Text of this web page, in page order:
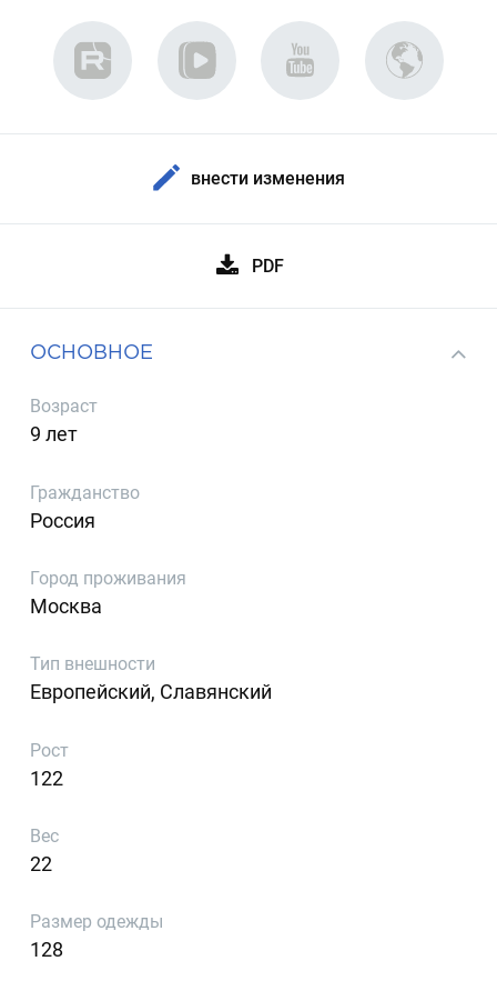
внести изменения
PDF
ОСНОВНОЕ
Возраст
9 лет
Гражданство
Россия
Город проживания
Москва
Тип внешности
Европейский, Славянский
Рост
122
Вес
22
Размер одежды
128